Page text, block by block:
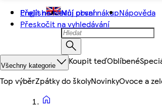
Přejít na hlavní obsah
Přeskočit na vyhledávání
English Můj první nákupNápověda
Všechny kategorie Koupit teďOblíbené
Top výběrZpátky do školyNovinkyOvoce a